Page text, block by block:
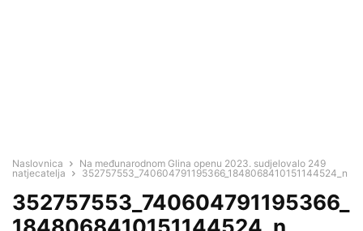
Naslovnica
Na međunarodnom Glina openu 2023. sudjelovalo 249
natjecatelja
352757553_740604791195366_1848068410151144524_n
352757553_740604791195366_